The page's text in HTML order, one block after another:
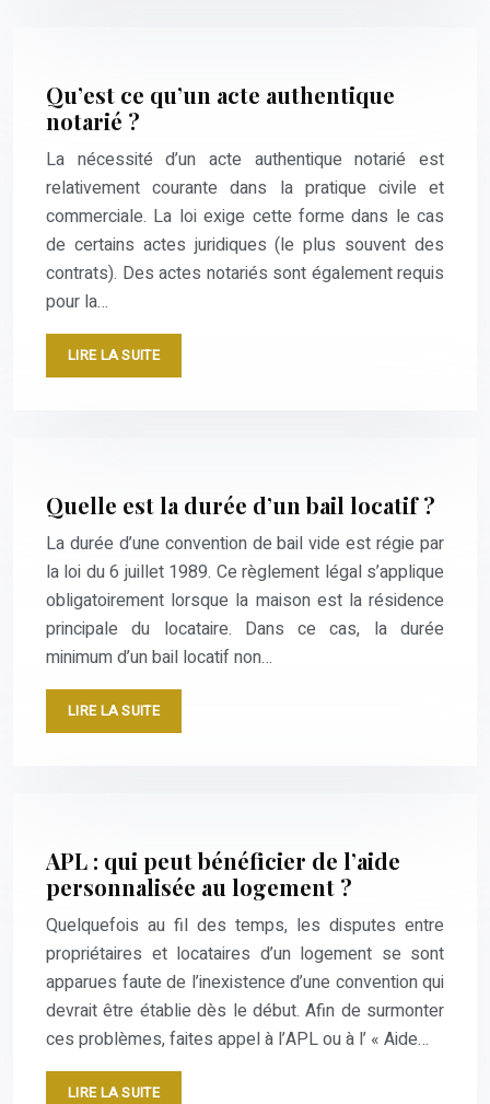
Qu’est ce qu’un acte authentique
notarié ?
La nécessité d’un acte authentique notarié est
relativement courante dans la pratique civile et
commerciale. La loi exige cette forme dans le cas
de certains actes juridiques (le plus souvent des
contrats). Des actes notariés sont également requis
pour la…
LIRE LA SUITE
Quelle est la durée d’un bail locatif ?
La durée d’une convention de bail vide est régie par
la loi du 6 juillet 1989. Ce règlement légal s’applique
obligatoirement lorsque la maison est la résidence
principale du locataire. Dans ce cas, la durée
minimum d’un bail locatif non…
LIRE LA SUITE
APL : qui peut bénéficier de l’aide
personnalisée au logement ?
Quelquefois au fil des temps, les disputes entre
propriétaires et locataires d’un logement se sont
apparues faute de l’inexistence d’une convention qui
devrait être établie dès le début. Afin de surmonter
ces problèmes, faites appel à l’APL ou à l’ « Aide…
LIRE LA SUITE